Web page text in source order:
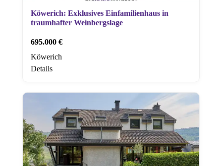
Köwerich: Exklusives Einfamilienhaus in
traumhafter Weinbergslage
695.000 €
Köwerich
Details